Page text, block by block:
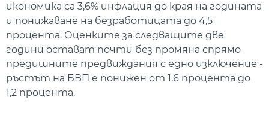
икономика са 3,6% инфлация до края на годината
и понижаване на безработицата до 4,5
процента. Оценките за следващите две
години остават почти без промяна спрямо
предишните предвиждания с едно изключение -
ръстът на БВП е понижен от 1,6 процента до
1,2 процента.